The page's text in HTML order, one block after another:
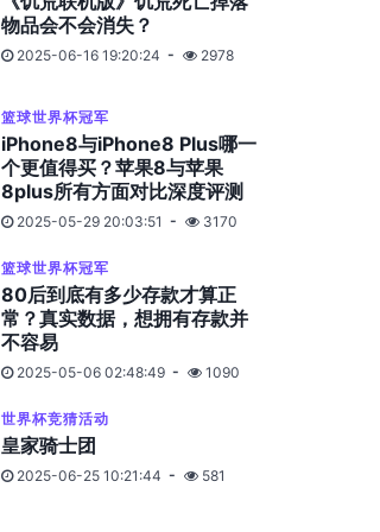
物品会不会消失？
2025-06-16 19:20:24 2978
篮球世界杯冠军
iPhone8与iPhone8 Plus哪一
个更值得买？苹果8与苹果
8plus所有方面对比深度评测
2025-05-29 20:03:51 3170
篮球世界杯冠军
80后到底有多少存款才算正
常？真实数据，想拥有存款并
不容易
2025-05-06 02:48:49 1090
世界杯竞猜活动
皇家骑士团
2025-06-25 10:21:44 581